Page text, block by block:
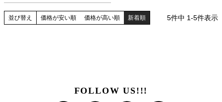
並び替え 価格が安い順 価格が高い順 新着順 5件中 1-5件表示
FOLLOW US!!!